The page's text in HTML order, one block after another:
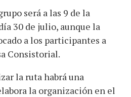
será a las 9 de la
30 de julio, aunque la
a los participantes a
Consistorial.
la ruta habrá una
la organización en el